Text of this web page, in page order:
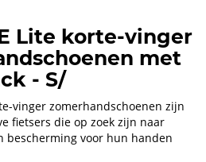
Lite korte-vinger
met
- S/
vinger zomerhandschoenen zijn
fietsers die op zoek zijn naar
bescherming voor hun handen